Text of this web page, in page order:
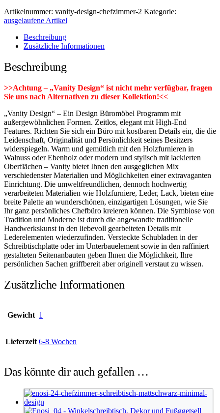
Artikelnummer: vanity-design-chefzimmer-2 Kategorie:
ausgelaufene Artikel
Beschreibung
Zusätzliche Informationen
Beschreibung
>>Achtung – „Vanity Design“ ist nicht mehr verfügbar, fragen
Sie uns nach Alternativen zu dieser Kollektion!<<
„Vanity Design“ – Ein Design Büromöbel Programm mit
außergewöhnlichen Formen. Zeitlos, elegant mit High-End
Features. Richten Sie sich ein Büro mit kostbaren Details ein, die die
Leidenschaft, Originalität und Persönlichkeit seines Besitzers
widerspiegeln. Warm und gemütlich mit den Holzfurnieren in
Walnuss oder Ebenholz oder modern und stylisch mit lackierten
Oberflächen – Vanity bietet Ihnen den ausgeglichen Mix
verschiedenster Materialien und Möglichkeiten einer extravaganten
Einrichtung. Die umweltfreundlichen, dennoch hochwertig
verarbeiteten Materialien wie Holzfurniere, Leder, Lack, bieten eine
breite Palette an wunderschönen, einzigartigen Lösungen, wie Sie
Ihr ganz persönliches Chefbüro kreieren können. Die Symbiose von
Tradition und Moderne ist durch die angewandte traditionelle
Handwerkskunst in den liebevoll gearbeiteten Details mit
Lederelementen wiederzufinden. Versteckte Schubladen in der
Schreibtischplatte oder im Unterbauelement sowie in den raffiniert
gestalteten Seitenanbauten geben Ihnen die Möglichkeit, Ihre
persönlichen Sachen griffbereit aber originell verstaut zu wissen.
Zusätzliche Informationen
Gewicht 1
Lieferzeit 6-8 Wochen
Das könnte dir auch gefallen …